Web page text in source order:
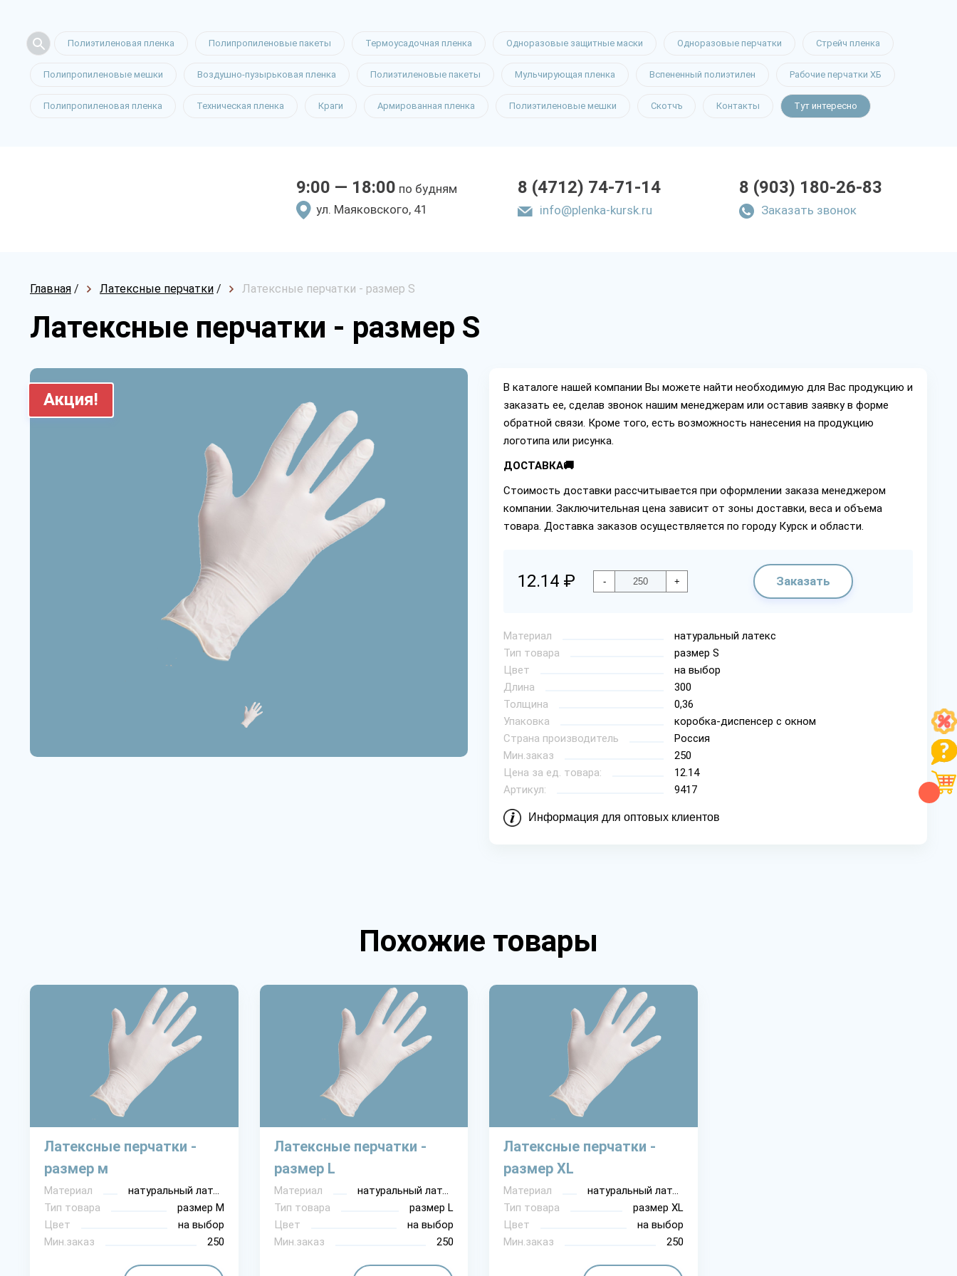
Полиэтиленовая пленка Полипропиленовые пакеты Термоусадочная пленка Одноразовые защитные маски Одноразовые перчатки Стрейч пленка
Полипропиленовые мешки Воздушно-пузырьковая пленка Полиэтиленовые пакеты Мульчирующая пленка Вспененный полиэтилен Рабочие перчатки ХБ
Полипропиленовая пленка Техническая пленка Краги Армированная пленка Полиэтиленовые мешки Скотчъ Контакты Тут интересно
9:00 — 18:00 по будням
yл. Мaякoвcкoгo, 41
8 (4712) 74-71-14
info@plenka-kursk.ru
8 (903) 180-26-83
Заказать звонок
Главная / Латексные перчатки / Латексные перчатки - размер S
Латексные перчатки - размер S
Акция!
В каталоге нашей компании Вы можете найти необходимую для Вас продукцию и
заказать ее, сделав звонок нашим менеджерам или оставив заявку в форме
обратной связи. Кроме того, есть возможность нанесения на продукцию
логотипа или рисунка.
ДОСТАВКА🚚
Стоимость доставки рассчитывается при оформлении заказа менеджером
компании. Заключительная цена зависит от зоны доставки, веса и объема
товара. Доставка заказов осуществляется по городу Курск и области.
12.14 ₽ - + Заказать
Материал
натуральный латекс
Тип товара
размер S
Цвет
на выбор
Длина
300
Толщина
0,36
Упаковка
коробка-диспенсер с окном
Страна производитель
Россия
Мин.заказ
250
Цена за ед. товара:
12.14
Артикул:
9417
Информация для оптовых клиентов
Похожие товары
Латексные перчатки -
размер м
Материал
натуральный латекс
Тип товара
размер М
Цвет
на выбор
Мин.заказ
250
Латексные перчатки -
размер L
Материал
Тип товара
размер L
Цвет
на выбор
Мин.заказ
250
Латексные перчатки -
размер XL
Материал
натуральный латекс
Тип товара
размер XL
Цвет
на выбор
Мин.заказ
250